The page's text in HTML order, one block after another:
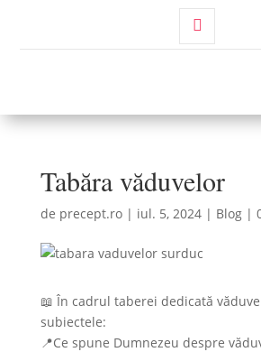
Tabăra văduvelor
de precept.ro| iul. 5, 2024| Blog|
📖 În cadrul taberei dedicată
subiectele:
📍Ce spune Dumnezeu despre